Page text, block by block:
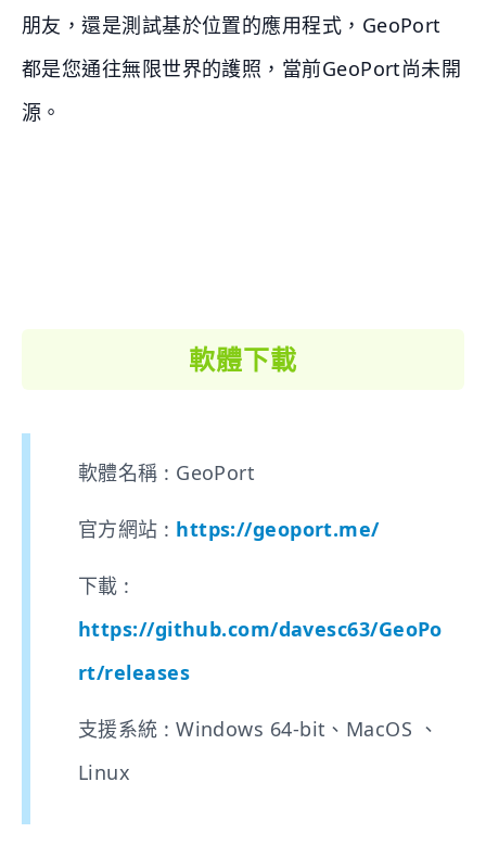
朋友，還是測試基於位置的應用程式，GeoPort
都是您通往無限世界的護照，當前GeoPort尚未開
源。
軟體下載
軟體名稱 : GeoPort
官方網站 : https://geoport.me/
下載 :
https://github.com/davesc63/GeoPo
rt/releases
支援系統 : Windows 64-bit、MacOS 、
Linux